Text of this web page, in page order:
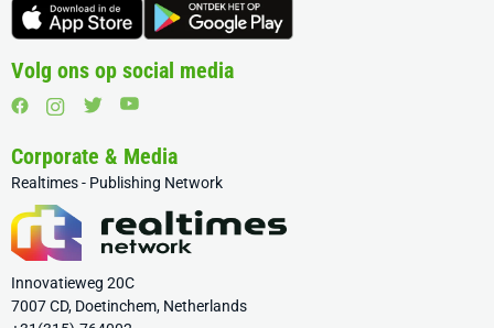
Volg ons op social media
Corporate & Media
Realtimes - Publishing Network
Innovatieweg 20C
7007 CD, Doetinchem, Netherlands